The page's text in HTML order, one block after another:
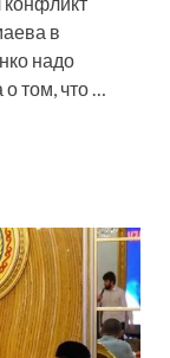
в
надо
том, что …